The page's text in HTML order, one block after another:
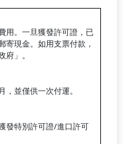
用。一旦獲發許可證，已
寄現金。如用支票付款，
」。
並僅供一次付運。
發特別許可證/進口許可